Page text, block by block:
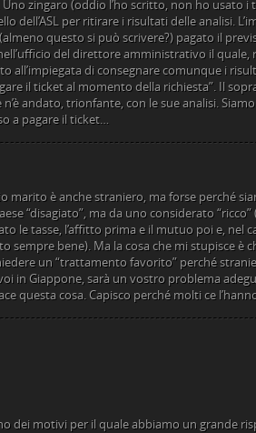
zingaro (oddio l’ho scritto, non ho usato i
dell’ASL per ritirare i risultati delle analisi.
questo si può scrivere?) pagato il
del direttore amministrativo il quale,
all’impiegata di consegnare comunque i
il ticket al momento della richiesta”. Il
n’è andato, trionfante, con le sue analisi. Siamo
a pagare il ticket…
marito è anche straniero, ma forse perché
“disagiato”, ma da uno considerato
le tasse, l’affitto prima e il mutuo poi e, nel
sempre bene). Ma la cosa che mi stupisce è
un “trattamento favorito” perché
in Giappone, sarà un vostro problema
questa cosa. Capisco perché molti ce
dei motivi per il quale abbiamo un grande